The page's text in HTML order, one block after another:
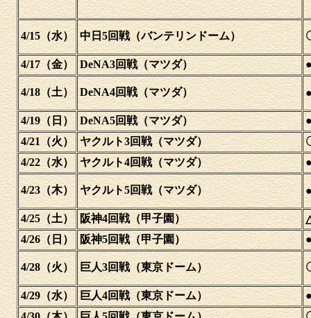
4/15（水） 中日5回戦（バンテリンドーム）
4/17（金） DeNA3回戦（マツダ）
4/18（土） DeNA4回戦（マツダ）
4/19（日） DeNA5回戦（マツダ）
4/21（火） ヤクルト3回戦（マツダ）
4/22（水） ヤクルト4回戦（マツダ）
4/23（木） ヤクルト5回戦（マツダ）
4/25（土） 阪神4回戦（甲子園）
4/26（日）
阪神5回戦（甲子園）
4/28（火） 巨人3回戦（東京ドーム）
4/29（水） 巨人4回戦（東京ドーム）